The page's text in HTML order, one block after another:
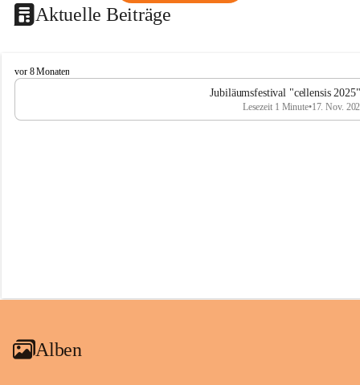
Aktuelle Beiträge
C
e
l
vor 8 Monaten
Jubiläumsfestival "cellensis
Lesezeit 1 Minute•17. Nov.
Alben